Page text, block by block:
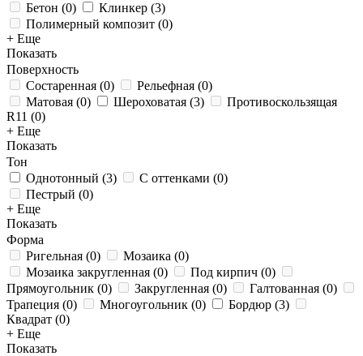
Бетон (0) Клинкер (3)
Полимерный композит (0)
+ Еще
Показать
Поверхность
Состаренная (0) Рельефная (0)
Матовая (0) Шероховатая (3)
Противоскользящая
R11 (0)
+ Еще
Показать
Тон
Однотонный (3) С оттенками (0)
Пестрый (0)
+ Еще
Показать
Форма
Ригельная (0) Мозаика (0)
Мозаика закругленная (0) Под кирпич (0)
Прямоугольник (0) Закругленная (0) Галтованная (0)
Трапеция (0) Многоугольник (0) Бордюр (3)
Квадрат (0)
+ Еще
Показать